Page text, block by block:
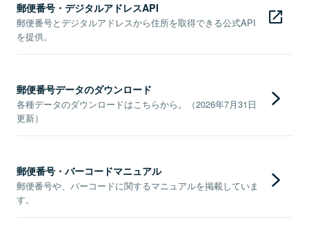
郵便番号・デジタルアドレスAPI
郵便番号とデジタルアドレスから住所を取得できる公式API
を提供。
郵便番号データのダウンロード
各種データのダウンロードはこちらから。（2026年7月31日
更新）
郵便番号・バーコードマニュアル
郵便番号や、バーコードに関するマニュアルを掲載していま
す。